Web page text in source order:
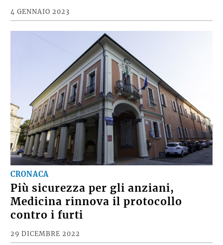
4 GENNAIO 2023
CRONACA
Più sicurezza per gli anziani,
Medicina rinnova il protocollo
contro i furti
29 DICEMBRE 2022